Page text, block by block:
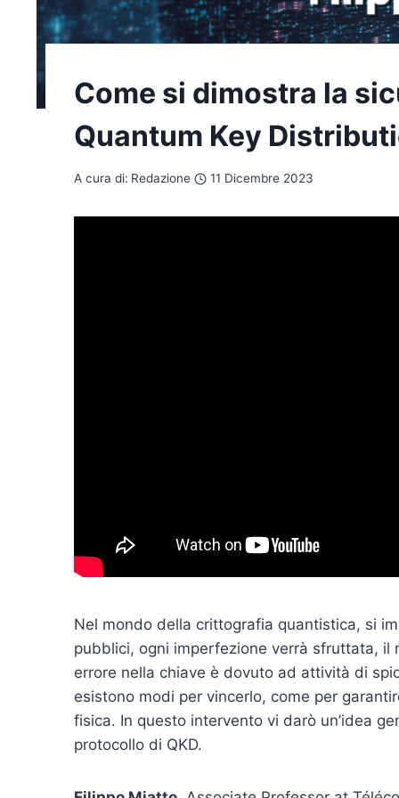
Come si dimostra la
Quantum Key
A cura di: Redazione 11 Dicembre 2023
Nel mondo della crittografia quantistica, si
pubblici, ogni imperfezione verrà sfruttata, il
errore nella chiave è dovuto ad attività di
esistono modi per vincerlo, come per
fisica. In questo intervento vi darò un’idea
protocollo di QKD.